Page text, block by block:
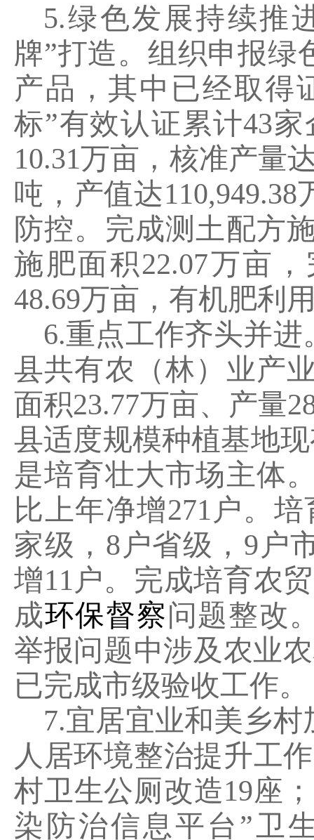
5.绿色发展持续推
牌”打造。组织申报绿
产品，其中已经取得
标”有效认证累计43家
10.31万亩，核准产量
吨，产值达110,949.38
防控。完成测土配方
施肥面积22.07万亩
48.69万亩，有机肥利
6.重点工作齐头并
县共有农（林）业产
面积23.77万亩、产量
县适度规模种植基地
是培育壮大市场主体
比上年净增271 户。
家级， 8 户省级， 9 户
增11 户。完成培育农
成环保督察问题整改
举报问题中涉及农业
已完成市级验收工作。
7.宜居宜业和美乡
人居环境整治提升工
村卫生公厕改造19座
染防治信息平台” 卫